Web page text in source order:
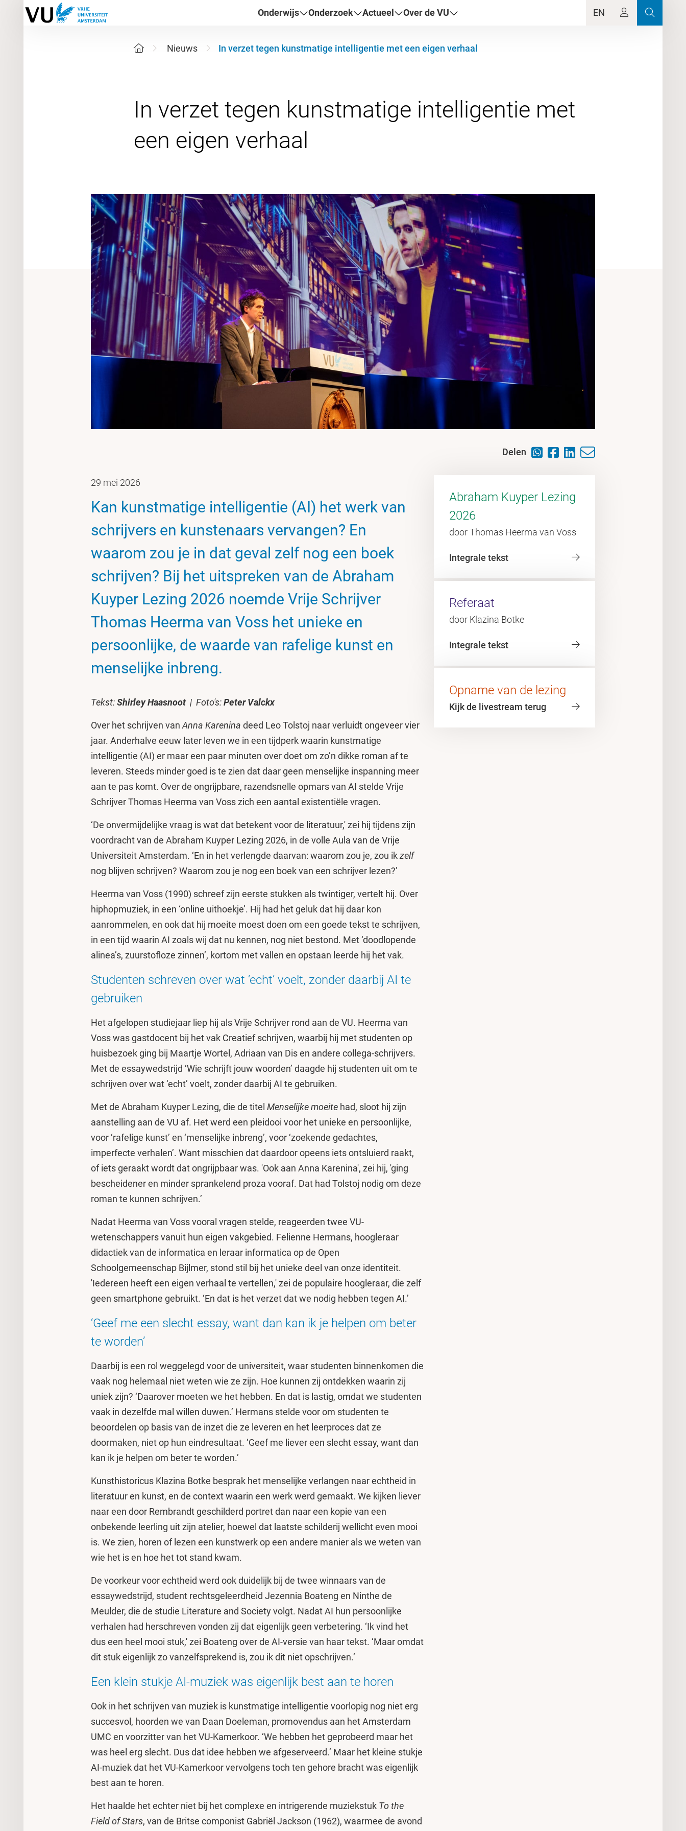
Onderwijs Onderzoek Actueel Over de VU EN
Nieuws In verzet tegen kunstmatige intelligentie met een eigen verhaal
In verzet tegen kunstmatige intelligentie met
Delen
29 mei 2026
Kan kunstmatige intelligentie (AI) het werk van
schrijvers en kunstenaars vervangen? En
waarom zou je in dat geval zelf nog een boek
schrijven? Bij het uitspreken van de Abraham
Kuyper Lezing 2026 noemde Vrije Schrijver
Thomas Heerma van Voss het unieke en
persoonlijke, de waarde van rafelige kunst en
menselijke inbreng.
Tekst:Shirley Haasnoot| Foto's:Peter Valckx
Over het schrijven van Anna Karenina deed Leo Tolstoj naar verluidt ongeveer vier
jaar. Anderhalve eeuw later leven we in een tijdperk waarin kunstmatige
intelligentie (AI) er maar een paar minuten over doet om zo’n dikke roman af te
leveren. Steeds minder goed is te zien dat daar geen menselijke inspanning meer
aan te pas komt. Over de ongrijpbare, razendsnelle opmars van AI stelde Vrije
Schrijver Thomas Heerma van Voss zich een aantal existentiële vragen.
‘De onvermijdelijke vraag is wat dat betekent voor de literatuur,' zei hij tijdens zijn
voordracht van de Abraham Kuyper Lezing 2026, in de volle Aula van de Vrije
Universiteit Amsterdam. ‘En in het verlengde daarvan: waarom zou je, zou ikzelf
nog blijven schrijven? Waarom zou je nog een boek van een schrijver lezen?’
Heerma van Voss (1990) schreef zijn eerste stukken als twintiger, vertelt hij. Over
hiphopmuziek, in een ‘online uithoekje’. Hij had het geluk dat hij daar kon
aanrommelen, en ook dat hij moeite moest doen om een goede tekst te schrijven,
in een tijd waarin AI zoals wij dat nu kennen, nog niet bestond. Met ‘doodlopende
alinea’s, zuurstofloze zinnen’, kortom met vallen en opstaan leerde hij het vak.
Studenten schreven over wat ‘echt’ voelt, zonder daarbij AI te
gebruiken
Het afgelopen studiejaar liep hij als Vrije Schrijver rond aan de VU. Heerma van
Voss was gastdocent bij het vak Creatief schrijven, waarbij hij met studenten op
huisbezoek ging bij Maartje Wortel, Adriaan van Dis en andere collega-schrijvers.
Met de essaywedstrijd ‘Wie schrijft jouw woorden’ daagde hij studenten uit om te
schrijven over wat ‘echt’ voelt, zonder daarbij AI te gebruiken.
Met de Abraham Kuyper Lezing, die de titel Menselijke moeite had, sloot hij zijn
aanstelling aan de VU af. Het werd een pleidooi voor het unieke en persoonlijke,
voor ‘rafelige kunst’ en ‘menselijke inbreng’, voor ‘zoekende gedachtes,
imperfecte verhalen’. Want misschien dat daardoor opeens iets ontsluierd raakt,
of iets geraakt wordt dat ongrijpbaar was. 'Ook aan Anna Karenina', zei hij, 'ging
bescheidener en minder sprankelend proza vooraf. Dat had Tolstoj nodig om deze
roman te kunnen schrijven.’
Nadat Heerma van Voss vooral vragen stelde, reageerden twee VU-
wetenschappers vanuit hun eigen vakgebied. Felienne Hermans, hoogleraar
didactiek van de informatica en leraar informatica op de Open
Schoolgemeenschap Bijlmer, stond stil bij het unieke deel van onze identiteit.
'Iedereen heeft een eigen verhaal te vertellen,' zei de populaire hoogleraar, die zelf
geen smartphone gebruikt. ‘En dat is het verzet dat we nodig hebben tegen AI.’
‘Geef me een slecht essay, want dan kan ik je helpen om beter
te worden’
Daarbij is een rol weggelegd voor de universiteit, waar studenten binnenkomen die
vaak nog helemaal niet weten wie ze zijn. Hoe kunnen zij ontdekken waarin zij
uniek zijn? ‘Daarover moeten we het hebben. En dat is lastig, omdat we studenten
vaak in dezelfde mal willen duwen.’ Hermans stelde voor om studenten te
beoordelen op basis van de inzet die ze leveren en het leerproces dat ze
doormaken, niet op hun eindresultaat. ‘Geef me liever een slecht essay, want dan
kan ik je helpen om beter te worden.’
Kunsthistoricus Klazina Botke besprak het menselijke verlangen naar echtheid in
literatuur en kunst, en de context waarin een werk werd gemaakt. We kijken liever
naar een door Rembrandt geschilderd portret dan naar een kopie van een
onbekende leerling uit zijn atelier, hoewel dat laatste schilderij wellicht even mooi
is. We zien, horen of lezen een kunstwerk op een andere manier als we weten van
wie het is en hoe het tot stand kwam.
De voorkeur voor echtheid werd ook duidelijk bij de twee winnaars van de
essaywedstrijd, student rechtsgeleerdheid Jezennia Boateng en Ninthe de
Meulder, die de studie Literature and Society volgt. Nadat AI hun persoonlijke
verhalen had herschreven vonden zij dat eigenlijk geen verbetering. ‘Ik vind het
dus een heel mooi stuk,' zei Boateng over de AI-versie van haar tekst. ‘Maar omdat
dit stuk eigenlijk zo vanzelfsprekend is, zou ik dit niet opschrijven.’
Een klein stukje AI-muziek was eigenlijk best aan te horen
Ook in het schrijven van muziek is kunstmatige intelligentie voorlopig nog niet erg
succesvol, hoorden we van Daan Doeleman, promovendus aan het Amsterdam
UMC en voorzitter van het VU-Kamerkoor. ‘We hebben het geprobeerd maar het
was heel erg slecht. Dus dat idee hebben we afgeserveerd.’ Maar het kleine stukje
AI-muziek dat het VU-Kamerkoor vervolgens toch ten gehore bracht was eigenlijk
best aan te horen.
Het haalde het echter niet bij het complexe en intrigerende muziekstuk To the
Field of Stars, van de Britse componist Gabriël Jackson (1962), waarmee de avond
Abraham Kuyper Lezing
2026
door Thomas Heerma van Voss
Integrale tekst
Referaat
door Klazina Botke
Integrale tekst
Opname van de lezing
Kijk de livestream terug